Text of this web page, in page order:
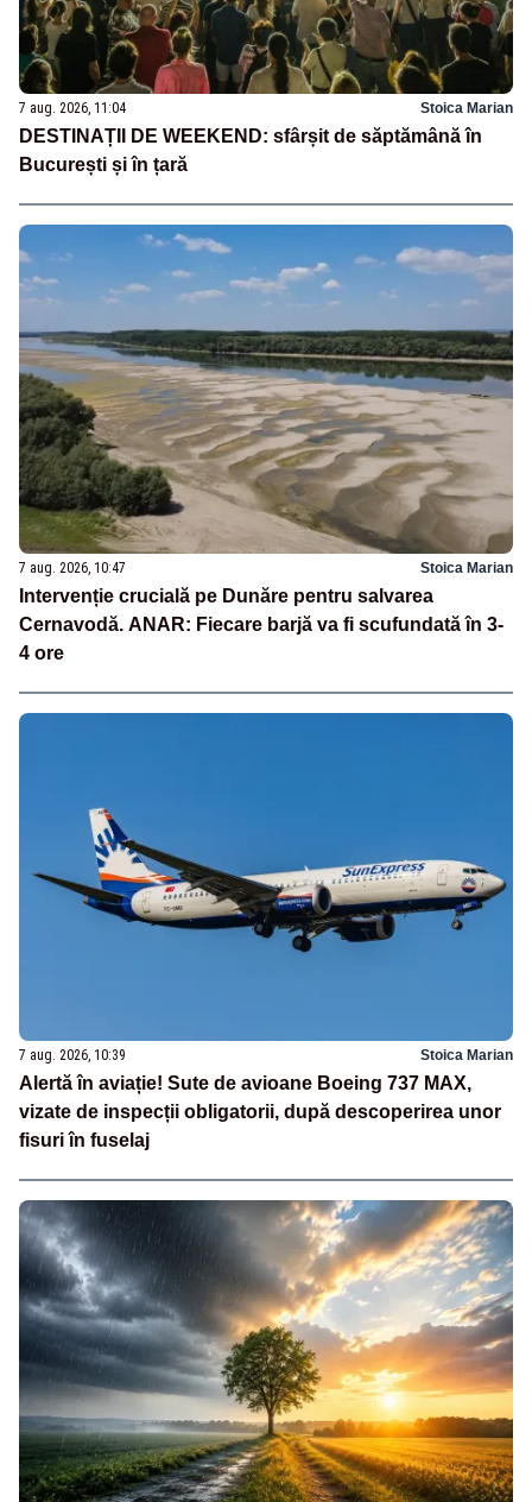
7 aug. 2026, 11:04 Stoica Marian
DESTINAȚII DE WEEKEND: sfârșit de săptămână în
București și în țară
7 aug. 2026, 10:47 Stoica Marian
Intervenție crucială pe Dunăre pentru salvarea
Cernavodă. ANAR: Fiecare barjă va fi scufundată în 3-
4 ore
7 aug. 2026, 10:39 Stoica Marian
Alertă în aviație! Sute de avioane Boeing 737 MAX,
vizate de inspecții obligatorii, după descoperirea unor
fisuri în fuselaj